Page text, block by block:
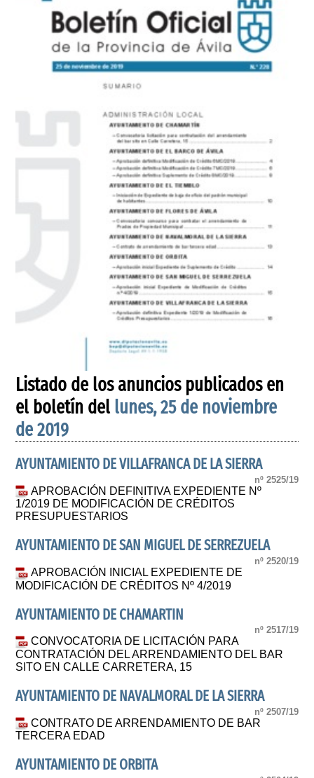
Listado de los anuncios publicados en
el boletín del lunes, 25 de noviembre
de 2019
AYUNTAMIENTO DE VILLAFRANCA DE LA SIERRA
nº 2525/19
APROBACIÓN DEFINITIVA EXPEDIENTE Nº
1/2019 DE MODIFICACIÓN DE CRÉDITOS
PRESUPUESTARIOS
AYUNTAMIENTO DE SAN MIGUEL DE SERREZUELA
nº 2520/19
APROBACIÓN INICIAL EXPEDIENTE DE
MODIFICACIÓN DE CRÉDITOS Nº 4/2019
AYUNTAMIENTO DE CHAMARTIN
nº 2517/19
CONVOCATORIA DE LICITACIÓN PARA
CONTRATACIÓN DEL ARRENDAMIENTO DEL BAR
SITO EN CALLE CARRETERA, 15
AYUNTAMIENTO DE NAVALMORAL DE LA SIERRA
nº 2507/19
CONTRATO DE ARRENDAMIENTO DE BAR
TERCERA EDAD
AYUNTAMIENTO DE ORBITA